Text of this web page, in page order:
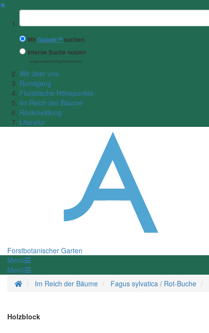
✖
Suchbegriff
MitGoogle™ suchen
Interne Suche nutzen
(eingeschränkte Ergebnisqualität)
Wir über uns
Rundgang
Floristische Höhepunkte
Im Reich der Bäume
Rückmeldung
Literatur
Forstbotanischer Garten
Menü
Menü
StartseiteIm Reich der Bäume Fagus sylvatica / Rot-Buche
Holzblock